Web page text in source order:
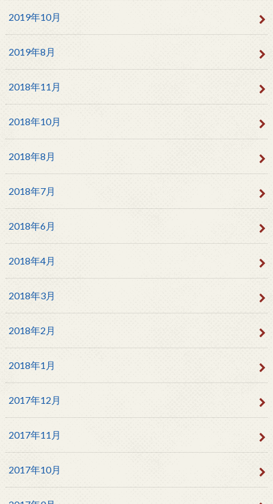
2019年10月
2019年8月
2018年11月
2018年10月
2018年8月
2018年7月
2018年6月
2018年4月
2018年3月
2018年2月
2018年1月
2017年12月
2017年11月
2017年10月